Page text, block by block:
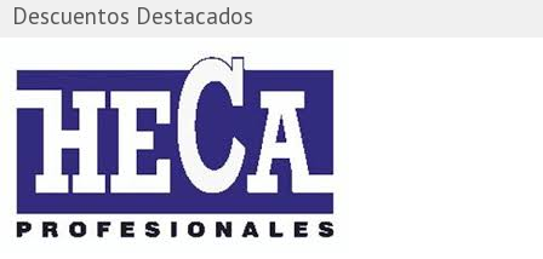
Descuentos Destacados